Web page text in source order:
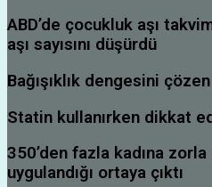
ABD’de çocukluk aşı
aşı sayısını düşürdü
Bağışıklık dengesini
Statin kullanırken dikkat
350’den fazla kadına
uygulandığı ortaya çıktı